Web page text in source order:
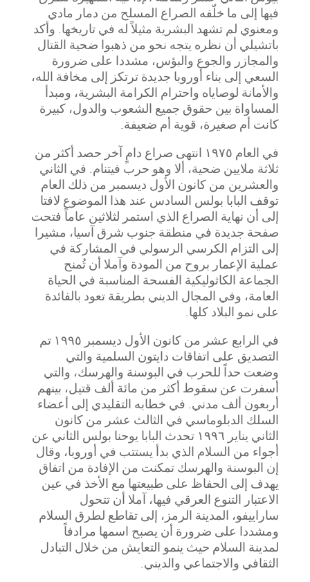
فيها إلى ما خلّفه الصراع المسلح من دمار مادي
ومعنوي لم تشهد البشرية مثيلاً له في تاريخها. وأكد
باتشيلي أن نظره يتجه نحو من ذهبوا ضحية القتال
والمجازر والجوع والبؤس، مشددا على ضرورة
السعي إلى بناء أوروبا جديدة ترتكز إلى مخافة الله،
والأمانة لوصاياه واحترام الكرامة البشرية، ومبدأ
المساواة بين حقوق جميع الشعوب والدول، كبيرة
كانت أم صغيرة، قوية أم ضعيفة.
في العام ١٩٧٥ انتهى صراع دامٍ آخر حصد أكثر من
ثلاثة ملايين ضحية، ألا وهو حرب فيتنام. في الثاني
والعشرين من كانون الأول ديسمبر من ذلك العام
توقف البابا بولس السادس عند هذا الموضوع لافتا
إلى أن نهاية الصراع الذي استمر لثلاثين عاماً فتحت
صفحة جديدة في منطقة جنوب شرق آسيا، مشيرا
إلى التزام الكرسي الرسولي في المشاركة في
عملية الإعمار بروح من المودة وآملا أن تُمنح
الجماعة الكاثوليكية الفسحة المناسبة في الحياة
العامة، وفي المجال الديني بطريقة تعود بالفائدة
على نمو البلاد كلها.
في الرابع عشر من كانون الأول ديسمبر ١٩٩٥ تم
التصديق على اتفاقات دايتون السلمية والتي
وضعت حداً للحرب في البوسنة والهرسك، والتي
أسفرت عن سقوط أكثر من مائة ألف قتيل، بينهم
أربعون ألف مدني. في خطابه التقليدي إلى أعضاء
السلك الدبلوماسي في الثالث عشر من كانون
الثاني يناير ١٩٩٦ تحدث البابا يوحنا بولس الثاني عن
أجواء من السلام الذي بدأ يستتب في أوروبا، وقال
إن البوسنة والهرسك تمكنت من الإفادة من اتفاق
يهدف إلى الحفاظ على طبيعتها مع الأخذ في عين
الاعتبار التنوع العرقي فيها، آملا أن تتحول
ساراييفو، المدينة الرمز، إلى تقاطع لطرق السلام
ومشددا على ضرورة أن يصبح اسمها مرادفاً
لمدينة السلام حيث ينمو التعايش من خلال التبادل
الثقافي والاجتماعي والديني.